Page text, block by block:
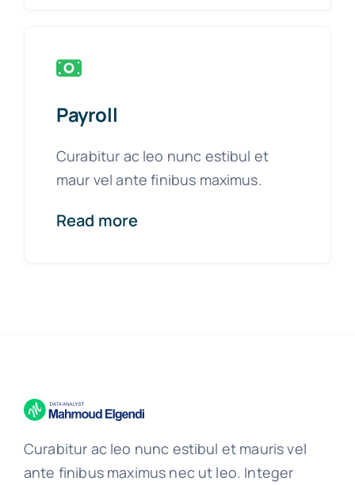
Payroll
Curabitur ac leo nunc estibul et
maur vel ante finibus maximus.
Read more
Curabitur ac leo nunc estibul et mauris vel
ante finibus maximus nec ut leo. Integer